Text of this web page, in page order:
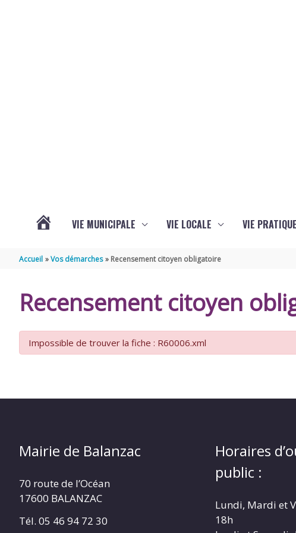
VIE MUNICIPALE VIE LOCALE VIE PRATIQUE
Accueil Vos démarches Recensement citoyen obligatoire
Recensement citoyen
Impossible de trouver la fiche : R60006.xml
Mairie de Balanzac
70 route de l’Océan
17600 BALANZAC
Tél. 05 46 94 72 30
Horaires
public :
Lundi, Mardi et
18h